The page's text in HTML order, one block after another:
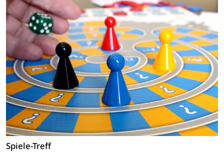
Spiele-Treff